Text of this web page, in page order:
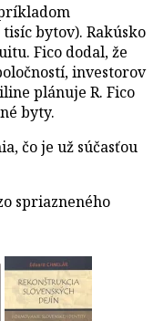
bytov). Rakúsko
Fico dodal, že
investorov
plánuje R. Fico
byty.
čo je už súčasťou
spriazneného